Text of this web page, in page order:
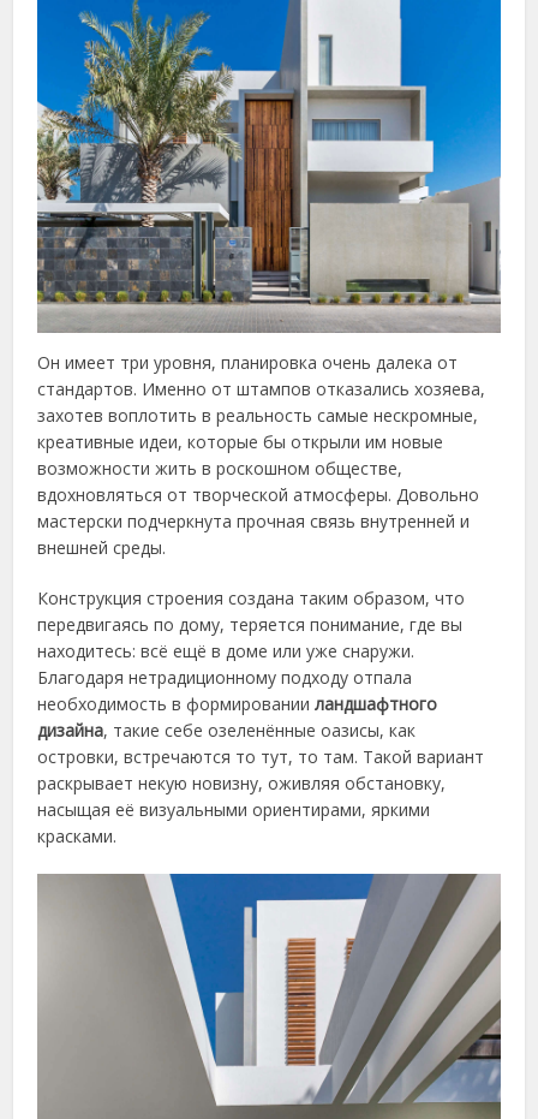
Он имеет три уровня, планировка очень далека от
стандартов. Именно от штампов отказались хозяева,
захотев воплотить в реальность самые нескромные,
креативные идеи, которые бы открыли им новые
возможности жить в роскошном обществе,
вдохновляться от творческой атмосферы. Довольно
мастерски подчеркнута прочная связь внутренней и
внешней среды.
Конструкция строения создана таким образом, что
передвигаясь по дому, теряется понимание, где вы
находитесь: всё ещё в доме или уже снаружи.
Благодаря нетрадиционному подходу отпала
необходимость в формированииландшафтного
дизайна, такие себе озеленённые оазисы, как
островки, встречаются то тут, то там. Такой вариант
раскрывает некую новизну, оживляя обстановку,
насыщая её визуальными ориентирами, яркими
красками.